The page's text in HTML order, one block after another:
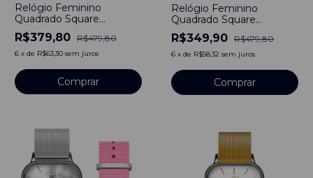
Relógio Feminino
Quadrado Square
Minimalista Bays Unitone
Pulseira Prata + Pulseira
Nylon Nato Listras 40mm
R$379,80 R$479,80
6 x de R$63,30 sem juros
Comprar
Relógio Feminino
Quadrado Square
Minimalista Bays Rosa
Pulseira Prata 40mm +
Pulseira Nylon Nato
R$349,90 R$479,80
6 x de R$58,32 sem juros
Comprar